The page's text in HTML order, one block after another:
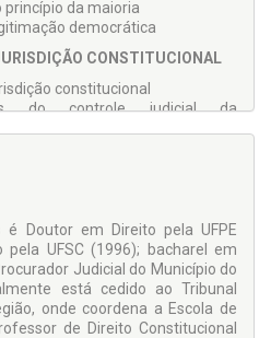
princípio da maioria
democrática
CONSTITUCIONAL
constitucional
do controle judicial da
FUNDAMENTAIS E
fundamentais
nos conflitos entre direitos
entre as condições para a
direitos sociais prestacionais
é Doutor em Direito pela UFPE
UFSC (1996); bacharel em
Judicial do Município do
está cedido ao Tribunal
onde coordena a Escola de
de Direito Constitucional